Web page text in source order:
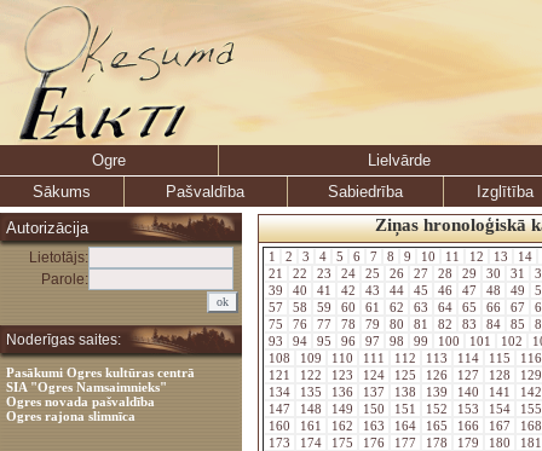
Ogre
Lielvārde
Sākums
Pašvaldība Sabiedrība
Izglītība
Autorizācija
Lietotājs:
Parole:
Noderīgas saites:
Pasākumi Ogres kultūras centrā
SIA "Ogres Namsaimnieks"
Ogres novada pašvaldība
Ogres rajona slimnīca
Ziņas hronoloģiskā
1 2 3 4 5 6 7 8 9 10 11 12 13 14
21
22 23 24 25 26 27 28 29 30 31
39
40 41 42 43 44 45 46 47 48 49
57
58 59 60 61 62 63 64 65 66 67
75
76 77 78 79 80 81 82 83 84 85
93
94 95 96 97 98 99 100 101 102
108
109 110 111 112 113 114 115
121
122 123 124 125 126 127 128
134
135 136 137 138 139 140 141
147
148 149 150 151 152 153 154
160
161 162 163 164 165 166 167
173
174 175 176 177 178 179 180